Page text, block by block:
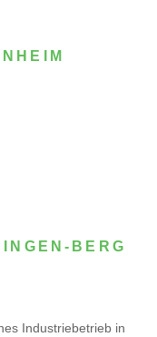
BERG
Industriebetrieb in